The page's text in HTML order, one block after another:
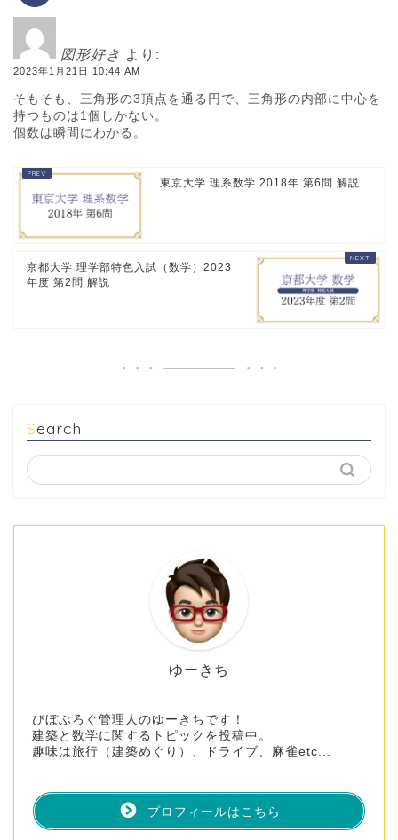
図形好き より:
2023年1月21日 10:44 AM
そもそも、三角形の3頂点を通る円で、三角形の内部に中心を
持つものは1個しかない。
個数は瞬間にわかる。
東京大学 理系数学 2018年 第6問 解説
京都大学 理学部特色入試（数学）2023
年度 第2問 解説
Search
ゆーきち
びぼぶろぐ管理人のゆーきちです！
建築と数学に関するトピックを投稿中。
趣味は旅行（建築めぐり）、ドライブ、麻雀etc...
プロフィールはこちら